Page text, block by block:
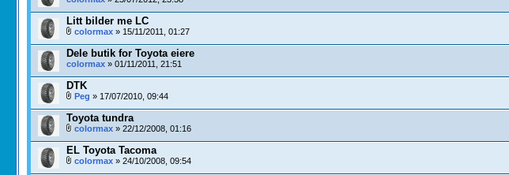
Litt bilder me LC
colormax» 15/11/2011, 01:27
Dele butik for Toyota eiere
colormax» 01/11/2011, 21:51
DTK
Peg » 17/07/2010, 09:44
Toyota tundra
colormax» 22/12/2008, 01:16
EL Toyota Tacoma
colormax» 24/10/2008, 09:54